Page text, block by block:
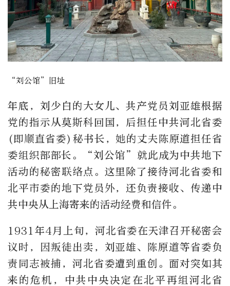
“刘公馆”旧址
年底，刘少白的大女儿、共产党员刘亚雄根据
党的指示从莫斯科回国，后担任中共河北省委
(即顺直省委)秘书长，她的丈夫陈原道担任省
委组织部部长。“刘公馆”就此成为中共地下
活动的秘密联络点。这里除了接待河北省委和
北平市委的地下党员外，还负责接收、传递中
共中央从上海寄来的活动经费和信件。
1931年4月上旬，河北省委在天津召开秘密会
议时，因叛徒出卖，刘亚雄、陈原道等省委负
责同志被捕，河北省委遭到重创。面对突如其
来的危机，中共中央决定在北平再组河北省